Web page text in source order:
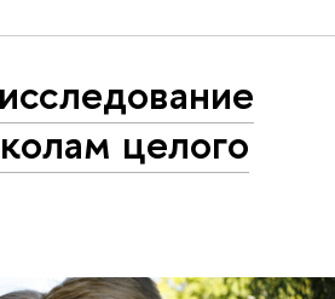
целого